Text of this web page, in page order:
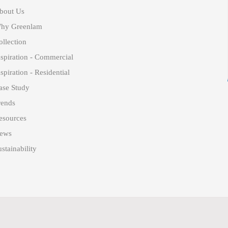
Us
Greenlam
- Commercial
- Residential
Study